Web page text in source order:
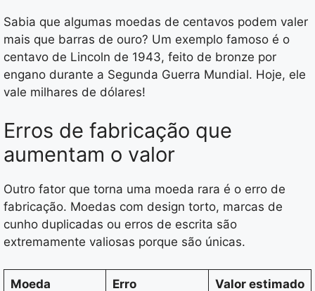
Sabia que algumas moedas de centavos podem valer
mais que barras de ouro? Um exemplo famoso é o
centavo de Lincoln de 1943, feito de bronze por
engano durante a Segunda Guerra Mundial. Hoje, ele
vale milhares de dólares!
Erros de fabricação que
aumentam o valor
Outro fator que torna uma moeda rara é o erro de
fabricação. Moedas com design torto, marcas de
cunho duplicadas ou erros de escrita são
extremamente valiosas porque são únicas.
Moeda Erro Valor estimado